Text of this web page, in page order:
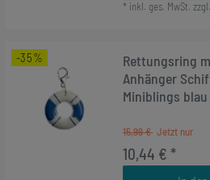
* inkl. ges. MwSt. zzgl.
-35%
Rettungsring
Anhänger
Miniblings
15,99 €
10,44 € *